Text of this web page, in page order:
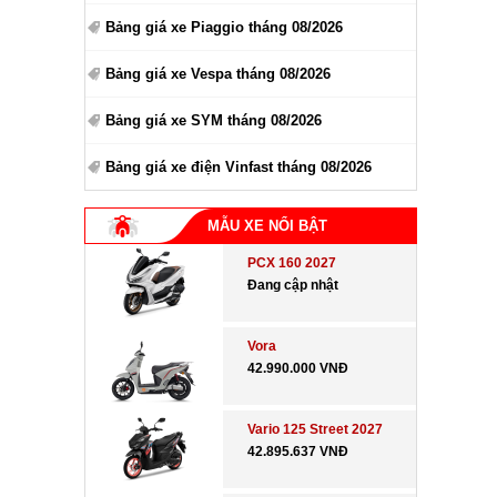
Bảng giá xe Piaggio tháng 08/2026
Bảng giá xe Vespa tháng 08/2026
Bảng giá xe SYM tháng 08/2026
Bảng giá xe điện Vinfast tháng 08/2026
MẪU XE NỔI BẬT
PCX 160 2027
Đang cập nhật
Vora
42.990.000 VNĐ
Vario 125 Street 2027
42.895.637 VNĐ